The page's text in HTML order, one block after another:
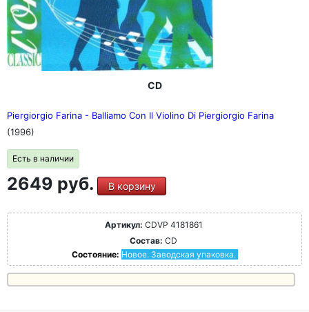
CD
Piergiorgio Farina - Balliamo Con Il Violino Di Piergiorgio Farina
(1996)
Есть в наличии
2649 руб. В корзину
Артикул: CDVP 4181861
Состав: CD
Состояние: Новое. Заводская упаковка.